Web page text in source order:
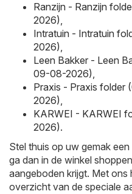
Ranzijn - Ranzijn
2026),
Intratuin - Intratuin
2026),
Leen Bakker - Leen
09-08-2026),
Praxis - Praxis
2026),
KARWEI - KARWEI
2026).
Stel thuis op uw gemak
ga dan in de winkel
aangeboden krijgt. Met ons
overzicht van de speciale